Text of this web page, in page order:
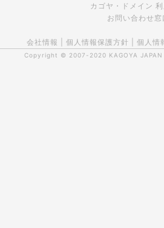
カゴヤ・ドメイン
お問い合わせ窓
会社情報 個人情報保護方針 個人情
Copyright © 2007-2020 KAGOYA JAPAN